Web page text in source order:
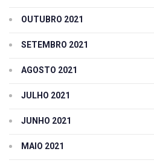
OUTUBRO 2021
SETEMBRO 2021
AGOSTO 2021
JULHO 2021
JUNHO 2021
MAIO 2021